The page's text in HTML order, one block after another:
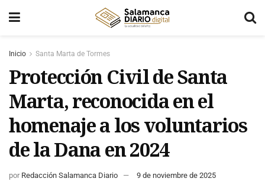
Inicio Santa Marta de Tormes
Protección Civil de Santa
Marta, reconocida en el
homenaje a los voluntarios
de la Dana en 2024
por Redacción Salamanca Diario 9 de noviembre de 2025